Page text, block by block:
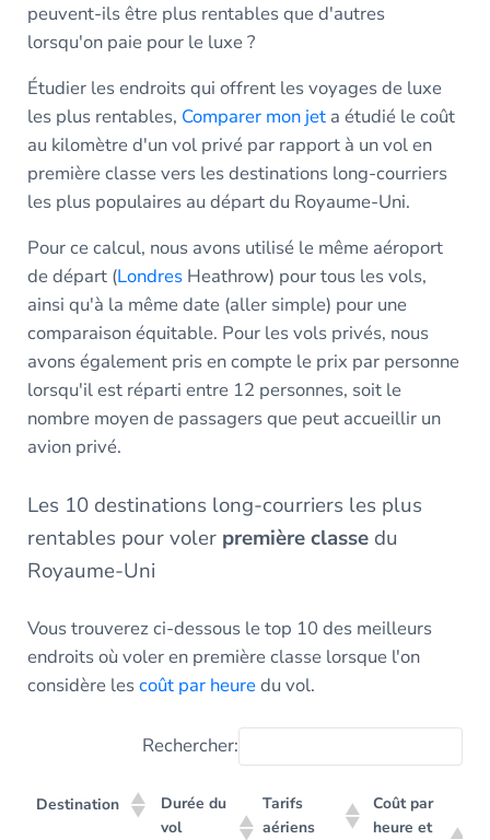
peuvent-ils être plus rentables que d'autres
lorsqu'on paie pour le luxe ?
Étudier les endroits qui offrent les voyages de luxe
les plus rentables, Comparer mon jeta étudié le coût
au kilomètre d'un vol privé par rapport à un vol en
première classe vers les destinations long-courriers
les plus populaires au départ du Royaume-Uni.
Pour ce calcul, nous avons utilisé le même aéroport
de départ (LondresHeathrow) pour tous les vols,
ainsi qu'à la même date (aller simple) pour une
comparaison équitable. Pour les vols privés, nous
avons également pris en compte le prix par personne
lorsqu'il est réparti entre 12 personnes, soit le
nombre moyen de passagers que peut accueillir un
avion privé.
Les 10 destinations long-courriers les plus
rentables pour voler première classedu
Royaume-Uni
Vous trouverez ci-dessous le top 10 des meilleurs
endroits où voler en première classe lorsque l'on
considère lescoût par heuredu vol.
Rechercher:
Destination
Durée du
vol
Tarifs
aériens
Coût par
heure et